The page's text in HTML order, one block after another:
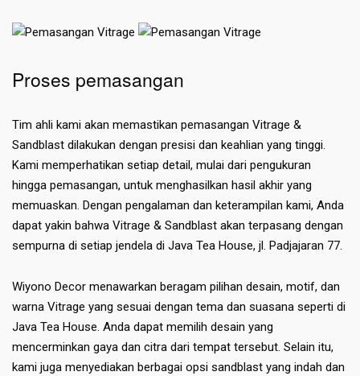
Proses pemasangan
Tim ahli kami akan memastikan pemasangan Vitrage &
Sandblast dilakukan dengan presisi dan keahlian yang tinggi.
Kami memperhatikan setiap detail, mulai dari pengukuran
hingga pemasangan, untuk menghasilkan hasil akhir yang
memuaskan. Dengan pengalaman dan keterampilan kami, Anda
dapat yakin bahwa Vitrage & Sandblast akan terpasang dengan
sempurna di setiap jendela di Java Tea House, jl. Padjajaran 77.
Wiyono Decor menawarkan beragam pilihan desain, motif, dan
warna Vitrage yang sesuai dengan tema dan suasana seperti di
Java Tea House. Anda dapat memilih desain yang
mencerminkan gaya dan citra dari tempat tersebut. Selain itu,
kami juga menyediakan berbagai opsi sandblast yang indah dan